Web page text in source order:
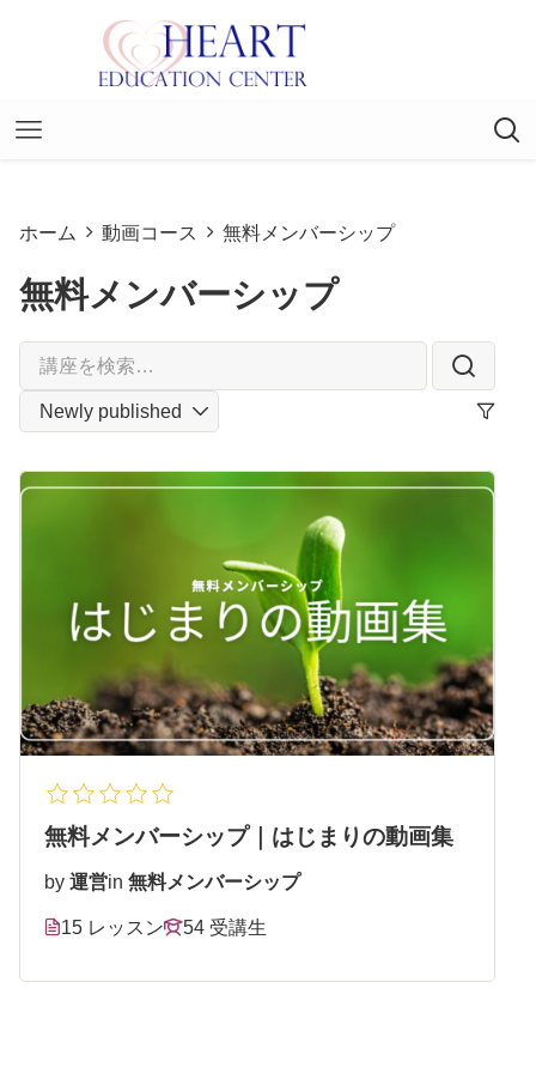
ホーム 動画コース 無料メンバーシップ
無料メンバーシップ
無料メンバーシップ｜はじまりの動画集
by 運営in 無料メンバーシップ
15 レッスン 54 受講生